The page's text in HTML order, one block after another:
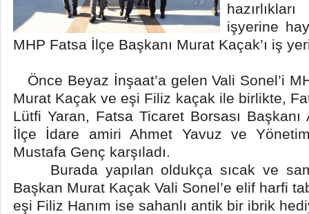
işyerine
MHP Fatsa İlçe Başkanı Murat Kaçak’ı iş
Önce Beyaz İnşaat’a gelen Vali Sonel’i
Murat Kaçak ve eşi Filiz kaçak ile birlikte,
Lütfi Yaran, Fatsa Ticaret Borsası
İlçe İdare amiri Ahmet Yavuz ve
Mustafa Genç karşıladı.
Burada yapılan oldukça sıcak ve
Başkan Murat Kaçak Vali Sonel’e elif harfi
eşi Filiz Hanım ise sahanlı antik bir ibrik